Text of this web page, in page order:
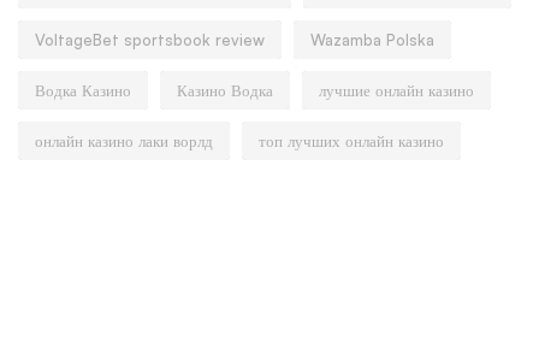
VoltageBet sportsbook review Wazamba Polska
Водка Казино Казино Водка лучшие онлайн казино
онлайн казино лаки ворлд топ лучших онлайн казино